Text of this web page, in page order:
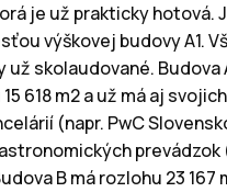
je už prakticky hotová.
výškovej budovy A1.
skolaudované. Budova
618 m2 a už má aj svojich
(napr. PwC
prevádzok
B má rozlohu 23 167